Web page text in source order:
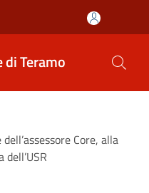
di Teramo
Core, alla